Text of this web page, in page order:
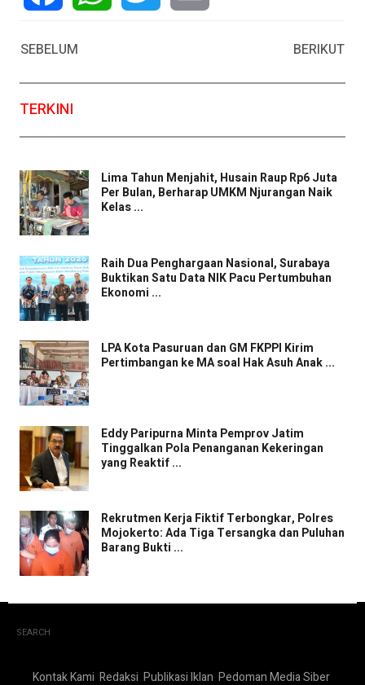
SEBELUM
BERIKUT
TERKINI
Lima Tahun Menjahit, Husain Raup Rp6 Juta
Per Bulan, Berharap UMKM Njurangan Naik
Kelas ...
Raih Dua Penghargaan Nasional, Surabaya
Buktikan Satu Data NIK Pacu Pertumbuhan
Ekonomi ...
LPA Kota Pasuruan dan GM FKPPI Kirim
Pertimbangan ke MA soal Hak Asuh Anak ...
Eddy Paripurna Minta Pemprov Jatim
Tinggalkan Pola Penanganan Kekeringan
yang Reaktif ...
Rekrutmen Kerja Fiktif Terbongkar, Polres
Mojokerto: Ada Tiga Tersangka dan Puluhan
Barang Bukti ...
SEARCH
Kontak Kami Redaksi Publikasi Iklan Pedoman Media Siber